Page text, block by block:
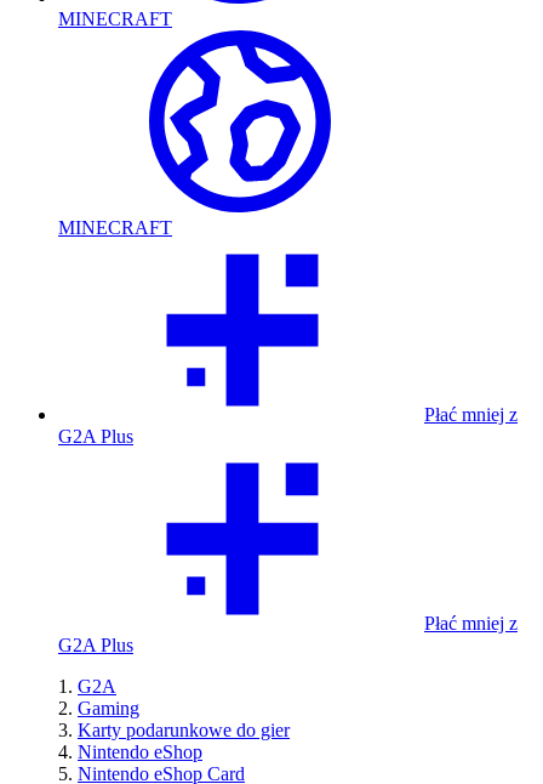
MINECRAFT
MINECRAFT
Płać mniej z
G2A Plus
Płać mniej z
G2A Plus
G2A
Gaming
Karty podarunkowe do gier
Nintendo eShop
Nintendo eShop Card